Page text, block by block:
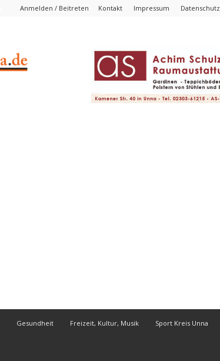
Anmelden / Beitreten Kontakt Impressum
Gesundheit Freizeit, Kultur, Musik Sport Kreis Unna